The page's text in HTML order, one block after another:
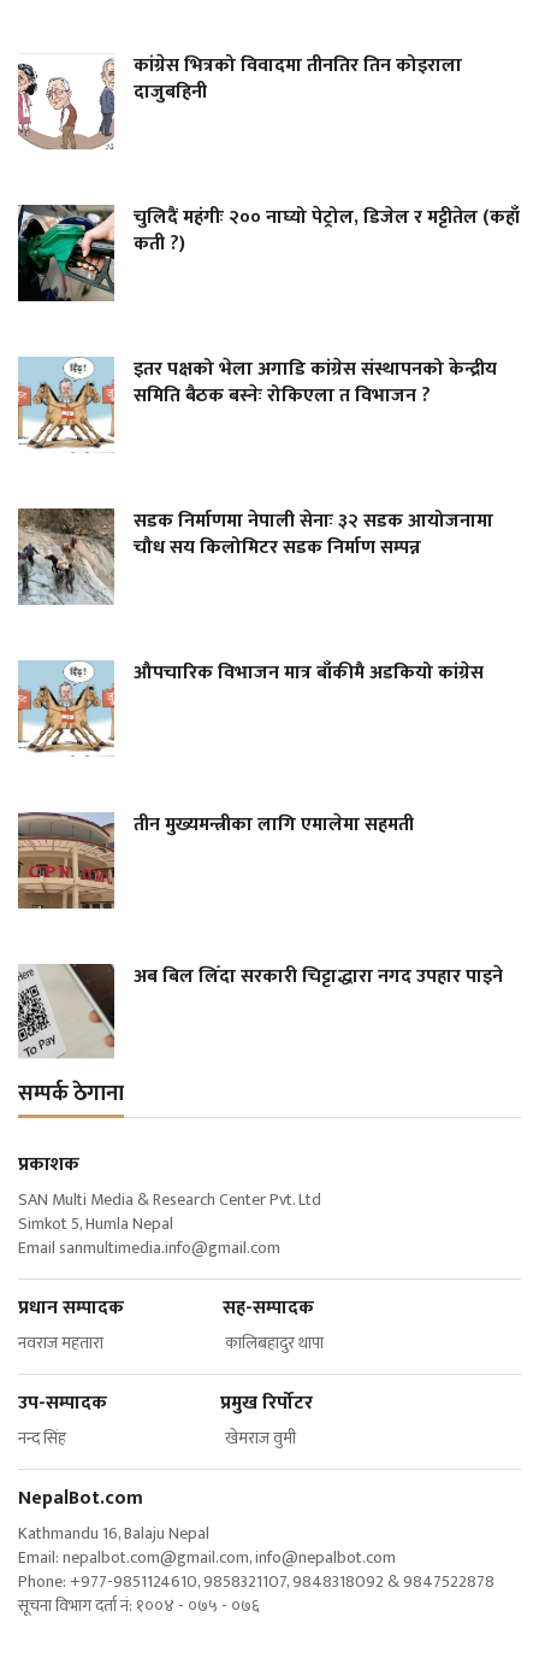
कांग्रेस भित्रको विवादमा तीनतिर तिन कोइराला
दाजुबहिनी
चुलिदैं महंगीः २०० नाघ्यो पेट्रोल, डिजेल र मट्टीतेल (कहाँ
कती ?)
इतर पक्षको भेला अगाडि कांग्रेस संस्थापनको केन्द्रीय
समिति बैठक बस्नेः रोकिएला त विभाजन ?
सडक निर्माणमा नेपाली सेनाः ३२ सडक आयोजनामा
चौध सय किलोमिटर सडक निर्माण सम्पन्न
औपचारिक विभाजन मात्र बाँकीमै अडकियो कांग्रेस
तीन मुख्यमन्त्रीका लागि एमालेमा सहमती
अब बिल लिँदा सरकारी चिट्टाद्धारा नगद उपहार पाइने
सम्पर्क ठेगाना
प्रकाशक
SAN Multi Media & Research Center Pvt. Ltd
Simkot 5, Humla Nepal
Email sanmultimedia.info@gmail.com
प्रधान सम्पादक सह-सम्पादक
नवराज महतारा कालिबहादुर थापा
उप-सम्पादक प्रमुख रिर्पोटर
नन्द सिंह खेमराज वुमी
NepalBot.com
Kathmandu 16, Balaju Nepal
Email:nepalbot.com@gmail.com,info@nepalbot.com
Phone: +977-9851124610, 9858321107, 9848318092 & 9847522878
सूचना विभाग दर्ता नं: १००४ - ०७५ - ०७६